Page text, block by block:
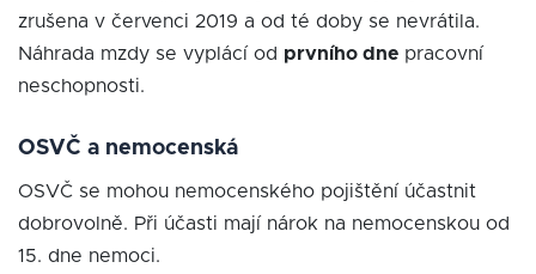
zrušena v červenci 2019 a od té doby se nevrátila.
Náhrada mzdy se vyplácí od prvního dne pracovní
neschopnosti.
OSVČ a nemocenská
OSVČ se mohou nemocenského pojištění účastnit
dobrovolně. Při účasti mají nárok na nemocenskou od
15. dne nemoci.